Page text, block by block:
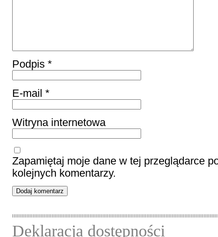
Podpis *
E-mail *
Witryna internetowa
Zapamiętaj moje dane w tej przeglądarce
kolejnych komentarzy.
Deklaracja dostępności